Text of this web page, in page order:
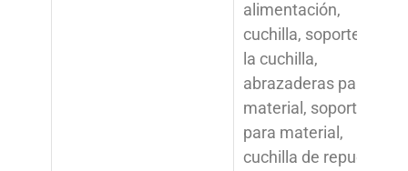
alimentación,
cuchilla, soporte de
la cuchilla,
abrazaderas para
material, soportes
para material,
cuchilla de repuesto,